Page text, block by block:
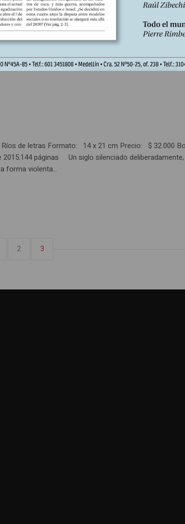
páginas Un siglo silenciado deliberadamente,
forma violenta...
de letras Formato: 14 x 21 cm Precio: $ 32.000
páginas Un siglo silenciado deliberadamente,
forma violenta...
2 3